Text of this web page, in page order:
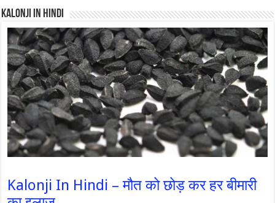
Kalonji In Hindi
Kalonji In Hindi – मौत को छोड़ कर हर बीमारी